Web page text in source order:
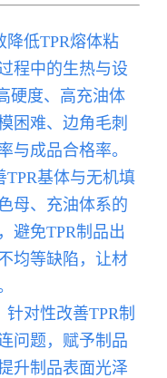
降低TPR熔体粘
程中的生热与设
硬度、高充油体
困难、边角毛刺
与成品合格率。
TPR基体与无机填
母、充油体系的
避免TPR制品出
均等缺陷，让材
针对性改善TPR制
问题，赋予制品
升制品表面光泽